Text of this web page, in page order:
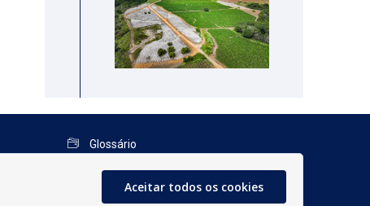
Glossário
Mapa do Site
Perguntas Frequentes
Aceitar todos os cookies